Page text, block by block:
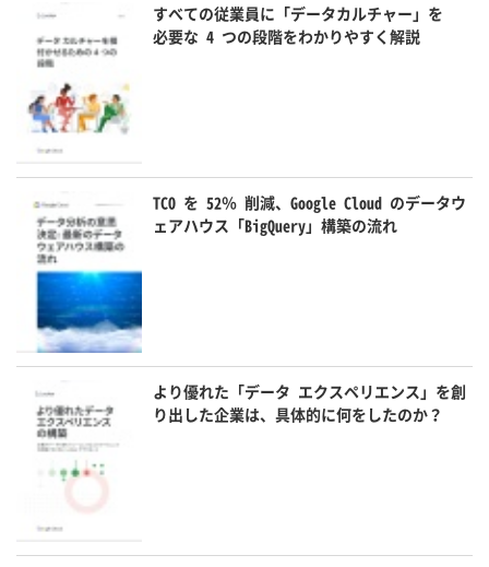
すべての従業員に「データカルチャー」を
必要な 4 つの段階をわかりやすく解説
TCO を 52％ 削減、Google Cloud のデータウ
ェアハウス「BigQuery」構築の流れ
より優れた「データ エクスペリエンス」を創
り出した企業は、具体的に何をしたのか？